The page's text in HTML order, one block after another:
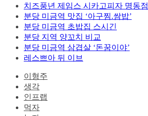
치즈풍년 제임스 시카고피자 명동점
분당 미금역 맛집 ‘아구찜.쌈밥’
분당 미금역 초밥집 스시긴
분당 지역 양꼬치 비교
분당 미금역 삼겹살 ‘돈꿈이야’
레스쁘아 뒤 이브
이형주
생각
인프랩
먹자